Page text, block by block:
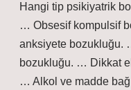
Hangi tip psikiyatrik
… Obsesif kompulsif
anksiyete bozukluğu.
bozukluğu. … Dikkat
… Alkol ve madde